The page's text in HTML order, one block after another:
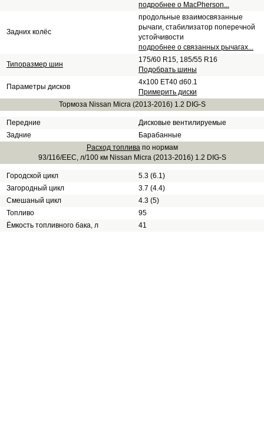
подробнее о MacPherson...
Задних колёс
продольные взаимосвязанные
рычаги, стабилизатор поперечной
устойчивости
подробнее о связанных рычагах...
Типоразмер шин
175/60 R15, 185/55 R16
Подобрать шины
Параметры дисков
4x100 ET40 d60.1
Примерить диски
Тормоза Nissan Micra (2013-2016) 1.2 DIG-S
Передние
Дисковые вентилируемые
Задние
Барабанные
Расход топливапо нормам
93/116/EEC, л/100 км Nissan Micra (2013-2016) 1.2 DIG-S
Городской цикл
5.3 (6.1)
Загородный цикл
3.7 (4.4)
Смешаный цикл
4.3 (5)
Топливо
95
Ёмкость топливного бака, л
41